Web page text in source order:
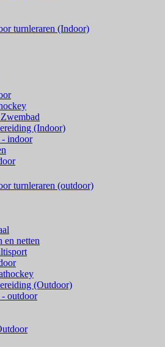
turnleraren (Indoor)
(Indoor)
- indoor
turnleraren (outdoor)
en netten
(Outdoor)
outdoor